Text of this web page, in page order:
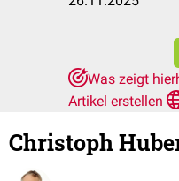
Was zeigt
Artikel erstellen
Christoph